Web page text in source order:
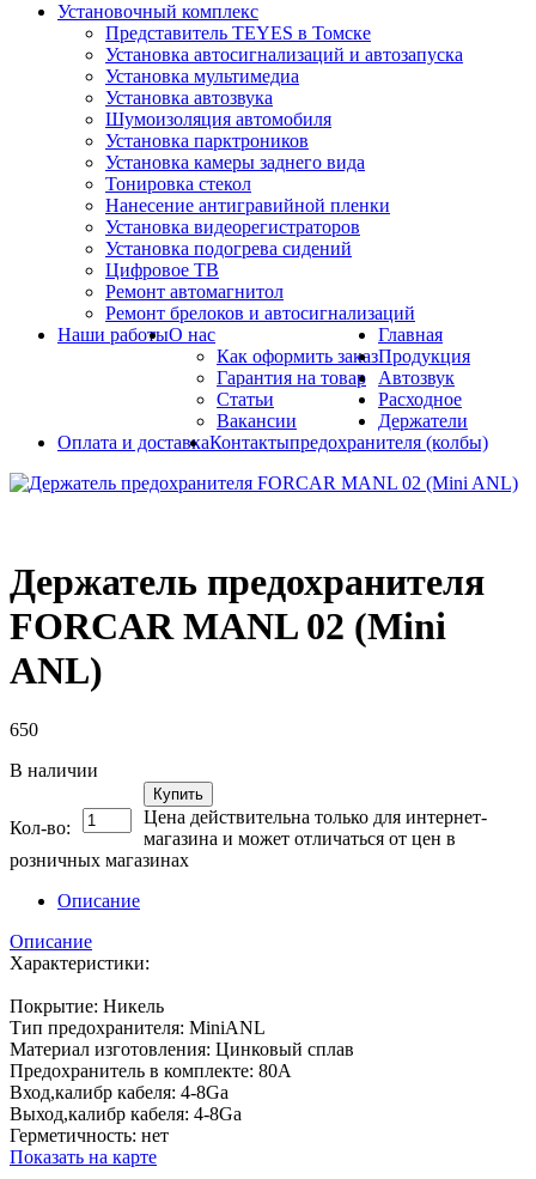
Установочный комплекс
Представитель TEYES в Томске
Установка автосигнализаций и автозапуска
Установка мультимедиа
Установка автозвука
Шумоизоляция автомобиля
Установка парктроников
Установка камеры заднего вида
Тонировка стекол
Нанесение антигравийной пленки
Установка видеорегистраторов
Установка подогрева сидений
Цифровое ТВ
Ремонт автомагнитол
Ремонт брелоков и автосигнализаций
Наши работыО нас
Как оформить заказ
Гарантия на товар
Статьи
Вакансии
Оплата и доставкаКонтакты
Главная
Продукция
Автозвук
Расходное
Держатели
предохранителя (колбы)
Держатель предохранителя
FORCAR MANL 02 (Mini
ANL)
650
В наличии
Кол-во:
Купить
Цена действительна только для интернет-
магазина и может отличаться от цен в
розничных магазинах
Описание
Описание
Характеристики:
Покрытие: Никель
Тип предохранителя: MiniANL
Материал изготовления: Цинковый сплав
Предохранитель в комплекте: 80А
Вход,калибр кабеля: 4-8Ga
Выход,калибр кабеля: 4-8Ga
Герметичность: нет
Показать на карте